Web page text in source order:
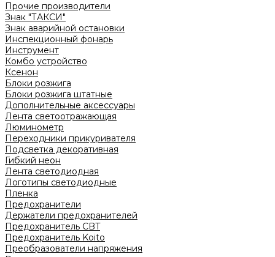
Прочие производители
Знак "ТАКСИ"
Знак аварийной остановки
Инспекционный фонарь
Инструмент
Комбо устройство
Ксенон
Блоки розжига
Блоки розжига штатные
Дополнительные аксессуары
Лента светоотражающая
Люминометр
Переходники прикуривателя
Подсветка декоративная
Гибкий неон
Лента светодиодная
Логотипы светодиодные
Пленка
Предохранители
Держатели предохранителей
Предохранитель CBT
Предохранитель Koito
Преобразователи напряжения